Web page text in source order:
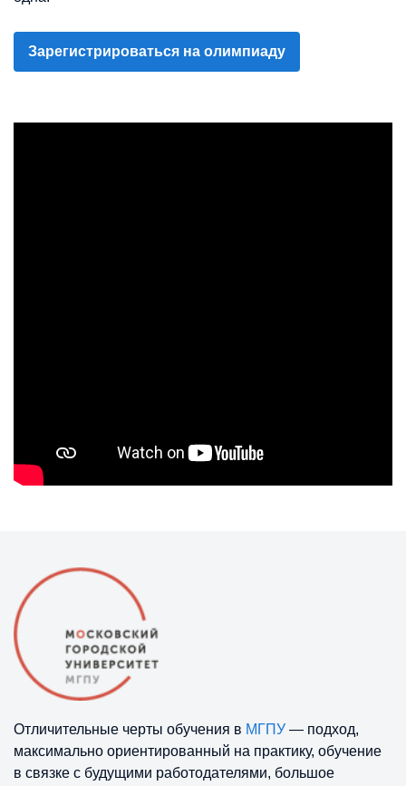
Зарегистрироваться на олимпиаду
Отличительные черты обучения в МГПУ — подход,
максимально ориентированный на практику, обучение
в связке с будущими работодателями, большое